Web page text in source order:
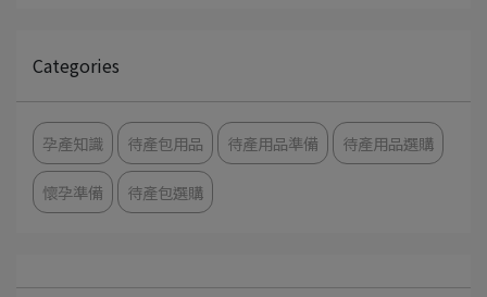
Categories
孕產知識 待產包用品 待產用品準備 待產用品選購
懷孕準備 待產包選購